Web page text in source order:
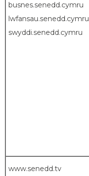
busnes.senedd.cymru
lwfansau.senedd.cymru
swyddi.senedd.cymru
www.senedd.tv